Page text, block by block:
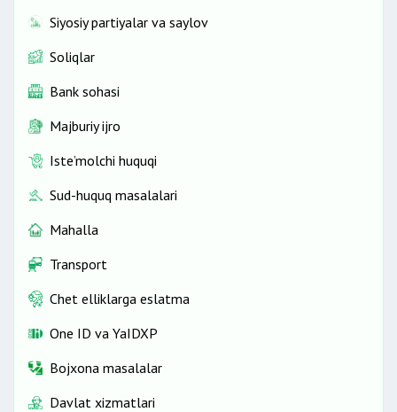
Siyosiy partiyalar va saylov
Soliqlar
Bank sohasi
Majburiy ijro
Iste’molchi huquqi
Sud-huquq masalalari
Mahalla
Transport
Chet elliklarga eslatma
One ID vа YaIDXP
Bojxona masalalar
Davlat xizmatlari